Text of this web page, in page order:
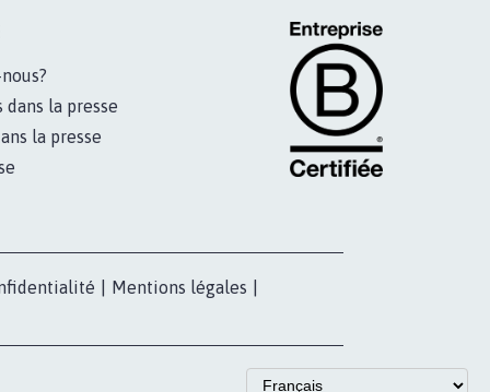
la presse
la presse
Mentions légales